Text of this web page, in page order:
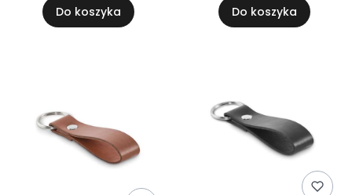
Do koszyka Do koszyka